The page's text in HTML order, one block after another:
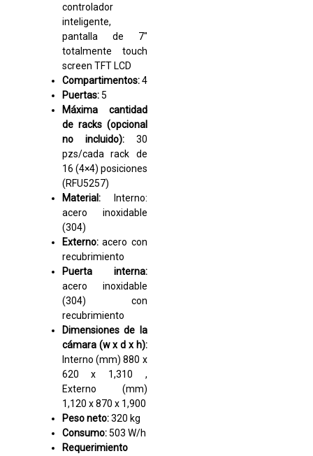
controlador
inteligente,
pantalla de 7″
totalmente touch
screen TFT LCD
Compartimentos:4
Puertas:5
Máxima cantidad
de racks (opcional
no incluido):30
pzs/cada rack de
16 (4×4) posiciones
(RFU5257)
Material:Interno:
acero inoxidable
(304)
Externo:acero con
recubrimiento
Puerta interna:
acero inoxidable
(304) con
recubrimiento
Dimensiones de la
cámara (w x d x h):
Interno (mm) 880 x
620 x 1,310 ,
Externo (mm)
1,120 x 870 x 1,900
Peso neto:320 kg
Consumo:503 W/h
Requerimiento